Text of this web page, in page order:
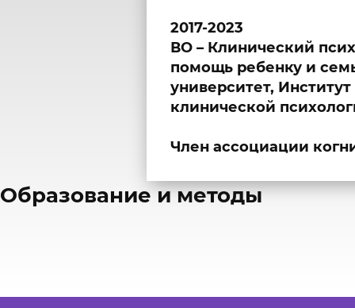
2017-2023
ВО – Клинический
помощь ребенку и
университет,
клинической
Член ассоциации
​Образование и методы